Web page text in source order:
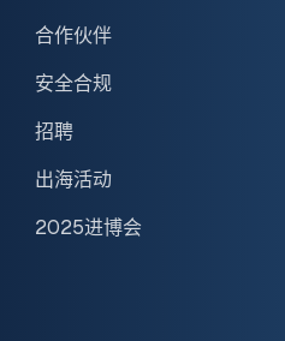
合作伙伴
安全合规
招聘
出海活动
2025进博会